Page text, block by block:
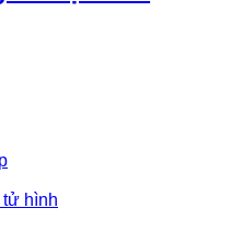
tử hình